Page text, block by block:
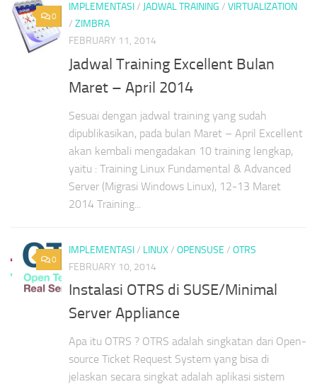
0
IMPLEMENTASI/ JADWAL TRAINING / VIRTUALIZATION
/ ZIMBRA
FEBRUARY 11, 2014
Jadwal Training Excellent Bulan
Maret – April 2014
Sesuai dengan jadwal training yang sudah
dipublikasikan, pada bulan Maret – April Excellent
akan kembali mengadakan 10 training lengkap,
yaitu : Training Linux Fundamental & Advanced
Server (Migrasi Windows Linux), 12-13 Maret
2014 Training...
0
IMPLEMENTASI/ LINUX/ OPENSUSE / OTRS
FEBRUARY 10, 2014
Instalasi OTRS di SUSE/Minimal
Server Appliance
Apa itu OTRS ? OTRS adalah singkatan dari Open-
source Ticket Request System yang bisa di
jelaskan secara singkat adalah aplikasi sistem